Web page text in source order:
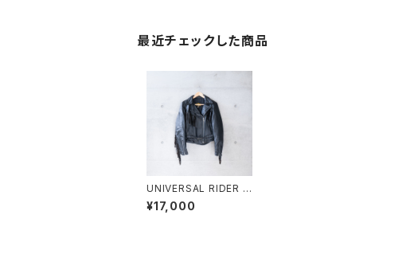
最近チェックした商品
UNIVERSAL RIDER /
FRINGE LEATHER JA
CKET (used)
¥17,000